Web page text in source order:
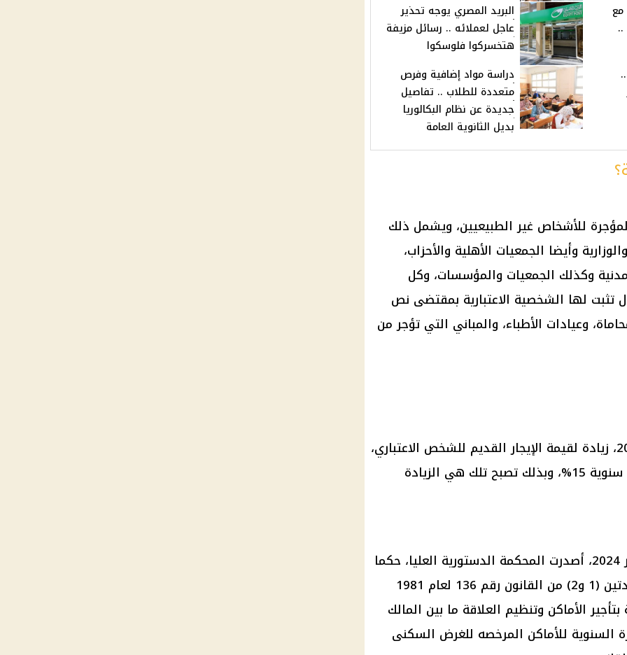
مع
إنتهاء فصل الشتاء 2025 ..
البريد المصري يوجه تحذير
عاجل لعملائه .. رسائل مزيفة
هتخسركوا فلوسكوا
دراسة مواد إضافية وفرص
متعددة للطلاب .. تفاصيل
جديدة عن نظام البكالوريا
بديل الثانوية العامة
للأشخاص غير الطبيعيين، ويشمل ذلك
وأيضا الجمعيات الأهلية والأحزاب،
وكذلك الجمعيات والمؤسسات، وكل
لها الشخصية الاعتبارية بمقتضى نص
وعيادات الأطباء، والمباني التي تؤجر من
وقد وضع القانون رقم 10 لعام 2022، زيادة لقيمة الإيجار القديم للشخص الاعتباري،
بداية من شهر مارس 2025، بنسبة سنوية 15%، وبذلك تصبح تلك هي الزيادة
ومن الجدير بالذكر أنه في 9 نوفمبر 2024، أصدرت المحكمة الدستورية العليا، حكما
بعدم دستورية الفقرة الأولى بالمادتين (1 و2) من القانون رقم 136 لعام 1981
الأماكن وتنظيم العلاقة ما بين المالك
السنوية للأماكن المرخصه للغرض السكنى